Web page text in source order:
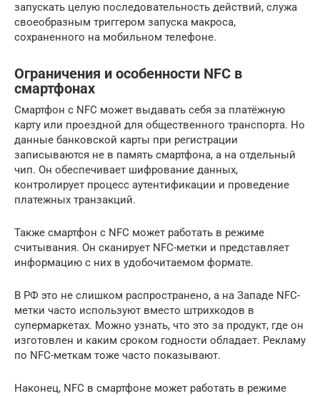
запускать целую последовательность действий, служа
своеобразным триггером запуска макроса,
сохраненного на мобильном телефоне.
Ограничения и особенности NFC в
смартфонах
Смартфон с NFC может выдавать себя за платёжную
карту или проездной для общественного транспорта. Но
данные банковской карты при регистрации
записываются не в память смартфона, а на отдельный
чип. Он обеспечивает шифрование данных,
контролирует процесс аутентификации и проведение
платежных транзакций.
Также смартфон с NFC может работать в режиме
считывания. Он сканирует NFC-метки и представляет
информацию с них в удобочитаемом формате.
В РФ это не слишком распространено, а на Западе NFC-
метки часто используют вместо штрихкодов в
супермаркетах. Можно узнать, что это за продукт, где он
изготовлен и каким сроком годности обладает. Рекламу
по NFC-меткам тоже часто показывают.
Наконец, NFC в смартфоне может работать в режиме